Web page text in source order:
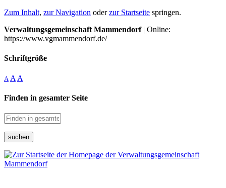
Zum Inhalt, zur Navigation oderzur Startseite springen.
Verwaltungsgemeinschaft Mammendorf| Online:
https://www.vgmammendorf.de/
Schriftgröße
A A A
Finden in gesamter Seite
suchen